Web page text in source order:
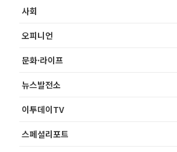
사회
오피니언
문화·라이프
뉴스발전소
이투데이TV
스페셜리포트